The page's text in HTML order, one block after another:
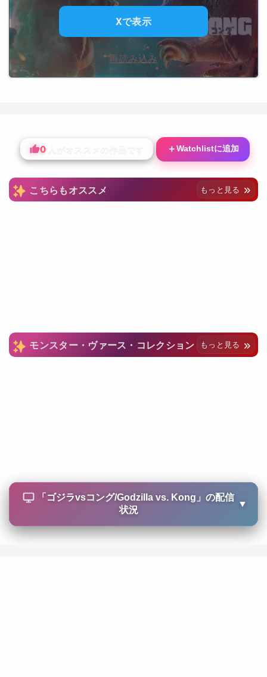
Xで表示
再読み込み
0 人がオススメの作品です ＋Watchlistに追加
こちらもオススメ もっと見る
モンスター・ヴァース・コレクション もっと見る
「 ゴジラvsコング/Godzilla vs. Kong 」の配信
状況
▼